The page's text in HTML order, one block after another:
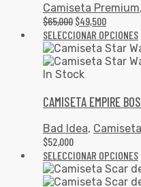
Camiseta Premium,
$65,000 $49,500
SELECCIONAR OPCIONES
In Stock
CAMISETA EMPIRE
Bad Idea,
$52,000
SELECCIONAR OPCIONES